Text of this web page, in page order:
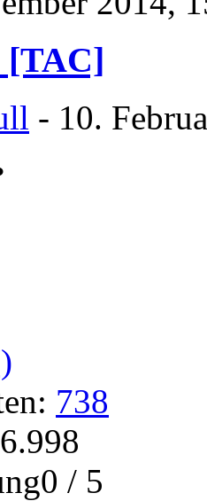
[TAC]
- 10.
738
/ 5